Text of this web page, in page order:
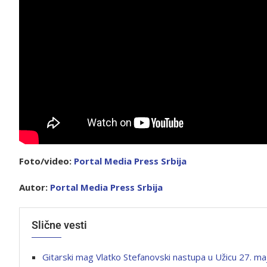
Foto/video: Portal Media Press Srbija
Autor: Portal Media Press Srbija
Slične vesti
Gitarski mag Vlatko Stefanovski nastupa u Užicu 27.